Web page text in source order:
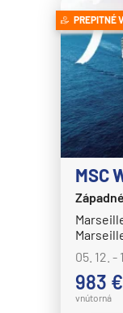
PREPITNÉ
MSC
05. 12. -
983 €
vnútorná